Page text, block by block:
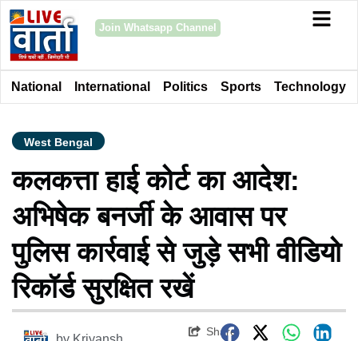
Join Whatsapp Channel
National International Politics Sports Technology
West Bengal
कलकत्ता हाई कोर्ट का आदेश:
अभिषेक बनर्जी के आवास पर
पुलिस कार्रवाई से जुड़े सभी वीडियो
रिकॉर्ड सुरक्षित रखें
Share